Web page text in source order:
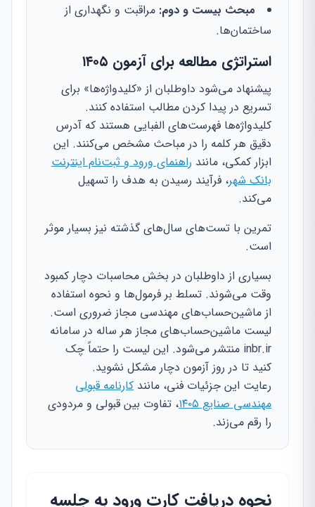
مبحث بیست و دوم: مراقبت و نگهداری از
ساختمان‌ها.
استراتژی مطالعه برای آزمون ۱۴۰۵
پیشنهاد می‌شود داوطلبان از «کلیدواژه‌ها» برای
تسریع در پیدا کردن مطالب استفاده کنند.
کلیدواژه‌ها فهرست‌های الفبایی هستند که آدرس
دقیق هر کلمه را در مباحث مشخص می‌کنند. این
ابزار کمکی، مانند راهنمای ورود و ثبت‌نام اینترنت
بانک شهر، فرآیند رسیدن به هدف را تسهیل
می‌کند.
تمرین با تست‌های سال‌های گذشته نیز بسیار موثر
است.
بسیاری از داوطلبان در بخش محاسبات دچار کمبود
وقت می‌شوند. تسلط بر فرمول‌ها و نحوه استفاده
از ماشین‌حساب‌های مهندسی مجاز ضروری است.
لیست ماشین‌حساب‌های مجاز هر ساله در سامانه
inbr.ir منتشر می‌شود. این لیست را حتماً چک
کنید تا در روز آزمون دچار مشکل نشوید.
رعایت این جزئیات فنی، مانند کارنامه قبولی
مهندسی صنایع ۱۴۰۵
، تفاوت بین قبولی و مردودی
را رقم می‌زند.
نحوه دریافت کارت ورود به جلسه